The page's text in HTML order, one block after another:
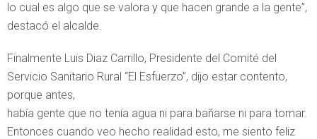
lo cual es algo que se valora y que hacen grande a la gente”,
destacó el alcalde.
Finalmente Luis Diaz Carrillo, Presidente del Comité del
Servicio Sanitario Rural “El Esfuerzo”, dijo estar contento,
porque antes,
había gente que no tenía agua ni para bañarse ni para tomar.
Entonces cuando veo hecho realidad esto, me siento feliz